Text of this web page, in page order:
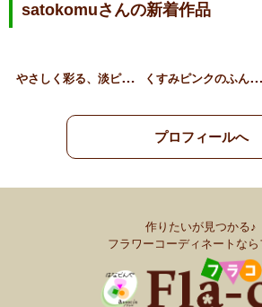
satokomuさんの新着作品
や
さしく彩る、淡ピンクのフ… く
すみピンクのふんわりウェ…
プロフィールへ
作りたいが見つかる♪
フラワーコーディネートなら